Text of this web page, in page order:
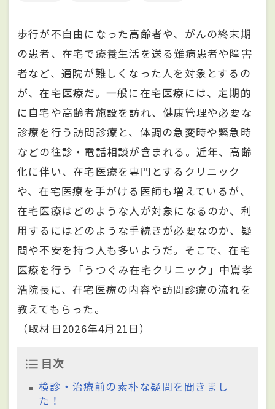
歩行が不自由になった高齢者や、がんの終末期
の患者、在宅で療養生活を送る難病患者や障害
者など、通院が難しくなった人を対象とするの
が、在宅医療だ。一般に在宅医療には、定期的
に自宅や高齢者施設を訪れ、健康管理や必要な
診療を行う訪問診療と、体調の急変時や緊急時
などの往診・電話相談が含まれる。近年、高齢
化に伴い、在宅医療を専門とするクリニック
や、在宅医療を手がける医師も増えているが、
在宅医療はどのような人が対象になるのか、利
用するにはどのような手続きが必要なのか、疑
問や不安を持つ人も多いようだ。そこで、在宅
医療を行う「うつぐみ在宅クリニック」中嶌孝
浩院長に、在宅医療の内容や訪問診療の流れを
教えてもらった。
（取材日2026年4月21日）
目次
検診・治療前の素朴な疑問を聞きまし
た！